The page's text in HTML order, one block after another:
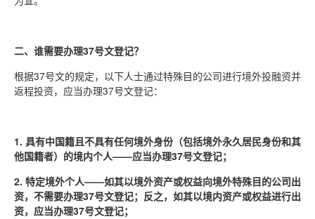
二、谁需要办理37号文登记？
根据37号文的规定，以下人士通过特殊目的公司进行境外投融资并
返程投资，应当办理37号文登记：
1. 具有中国籍且不具有任何境外身份（包括境外永久居民身份和其
他国籍者）的境内个人——应当办理37号文登记；
2. 特定境外个人——如其以境外资产或权益向境外特殊目的公司出
资，不需要办理37号文登记；反之，如其以境内资产或权益进行出
资，应当办理37号文登记；